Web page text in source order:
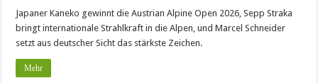
Japaner Kaneko gewinnt die Austrian Alpine Open 2026, Sepp Straka
bringt internationale Strahlkraft in die Alpen, und Marcel Schneider
setzt aus deutscher Sicht das stärkste Zeichen.
Mehr